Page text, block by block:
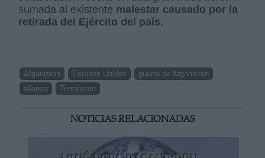
sumada al existente malestar causado por la
retirada del Ejército del país.
Afganistán Estados Unidos
guerra de Afganistán
alianza
Terrorismo
NOTICIAS RELACIONADAS